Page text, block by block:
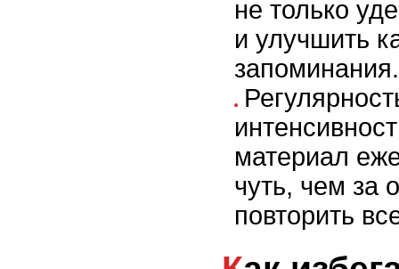
не только
и улучшить
запоминания.
материал
чуть, чем за
повторить